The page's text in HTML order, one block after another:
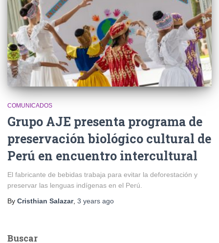
COMUNICADOS
Grupo AJE presenta programa de
preservación biológico cultural de
Perú en encuentro intercultural
El fabricante de bebidas trabaja para evitar la deforestación y
preservar las lenguas indígenas en el Perú.
By Cristhian Salazar, 3 years ago
Buscar